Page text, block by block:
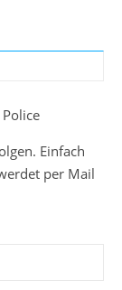
Einfach
per Mail